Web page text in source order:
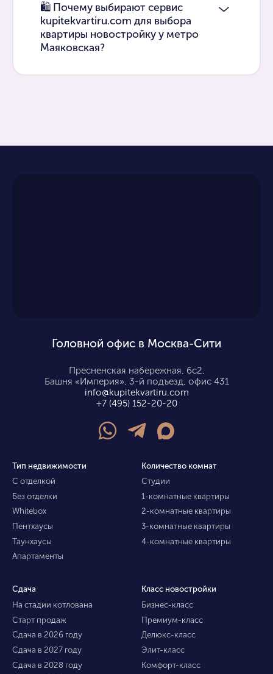
🛍 Почему выбирают сервис
kupitekvartiru.com для выбора
квартиры новостройку у метро
Маяковская?
Головной офис в Москва-Сити
Пресненская набережная, 6с2,
Башня «Империя», 3-й подъезд, офис 431
info@kupitekvartiru.com
+7 (495) 152-20-20
Тип недвижимости
С отделкой
Без отделки
Whitebox
Пентхаусы
Таунхаусы
Апартаменты
Количество комнат
Студии
1-комнатные квартиры
2-комнатные квартиры
3-комнатные квартиры
4-комнатные квартиры
Сдача
На стадии котлована
Старт продаж
Сдача в 2026 году
Сдача в 2027 году
Сдача в 2028 году
Класс новостройки
Бизнес-класс
Премиум-класс
Делюкс-класс
Элит-класс
Комфорт-класс